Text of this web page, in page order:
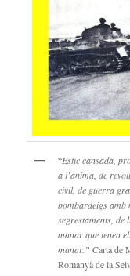
“Estic cansada,
a l’ànima, de
civil, de guerra
bombardeigs amb
segrestaments, de
manar que tenen
manar.”Carta de
Romanyà de la